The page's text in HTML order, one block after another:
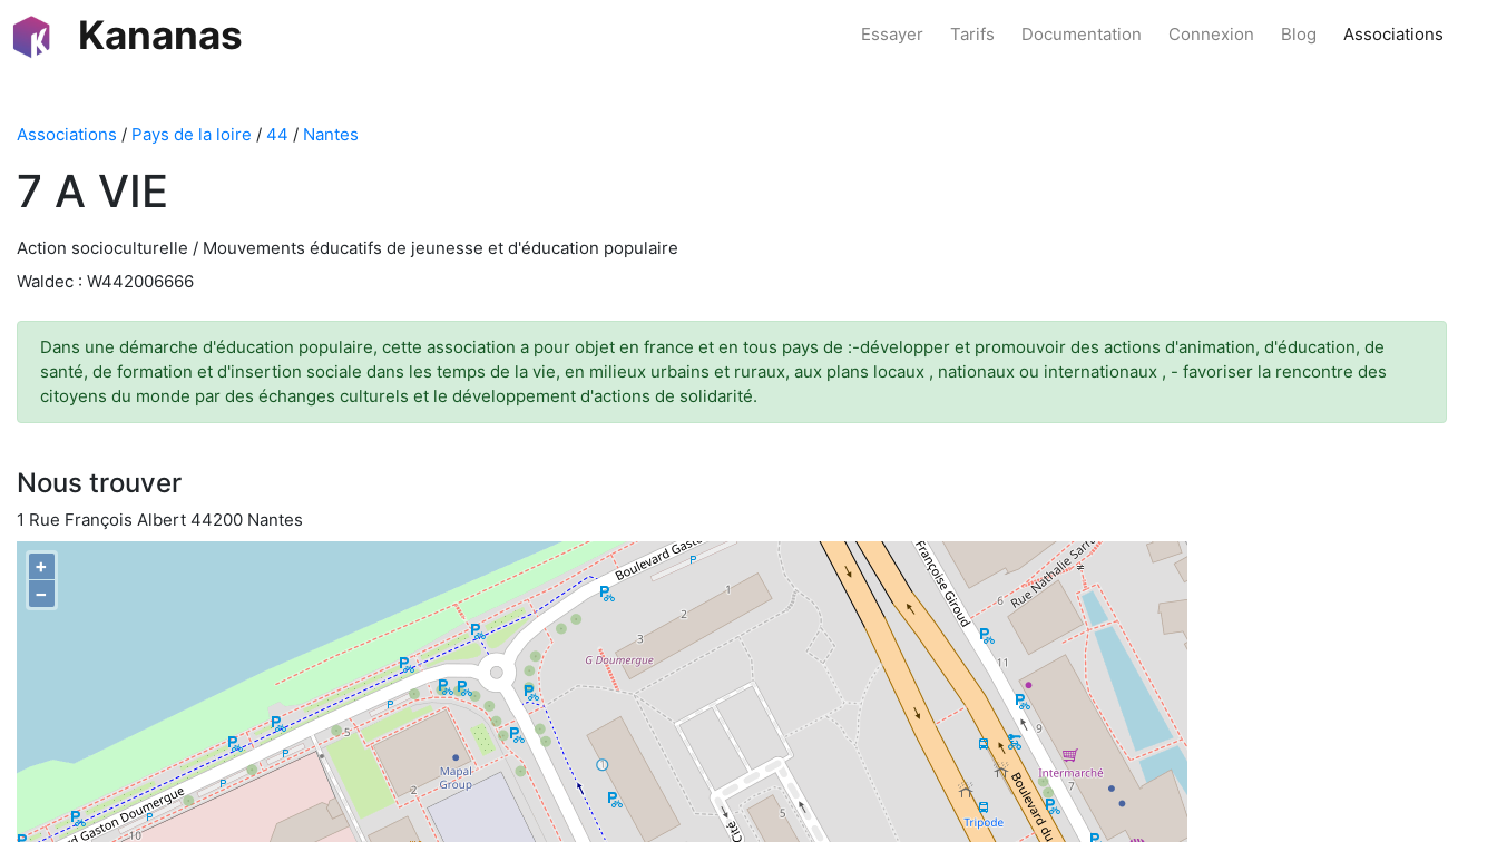
Kananas Essayer Tarifs Documentation Connexion Blog Associations
Associations / Pays de la loire / 44 / Nantes
7 A VIE
Action socioculturelle / Mouvements éducatifs de jeunesse et d'éducation populaire
Waldec : W442006666
Dans une démarche d'éducation populaire, cette association a pour objet en france et en tous pays de :-développer et promouvoir des actions d'animation, d'éducation, de
santé, de formation et d'insertion sociale dans les temps de la vie, en milieux urbains et ruraux, aux plans locaux , nationaux ou internationaux , - favoriser la rencontre des
citoyens du monde par des échanges culturels et le développement d'actions de solidarité.
Nous trouver
1 Rue François Albert 44200 Nantes
+
−